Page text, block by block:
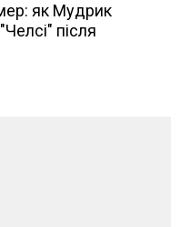
як Мудрик
після